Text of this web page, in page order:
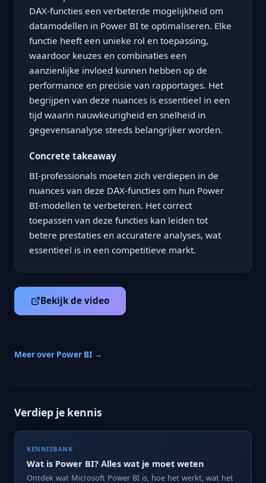
DAX-functies een verbeterde mogelijkheid om
datamodellen in Power BI te optimaliseren. Elke
functie heeft een unieke rol en toepassing,
waardoor keuzes en combinaties een
aanzienlijke invloed kunnen hebben op de
performance en precisie van rapportages. Het
begrijpen van deze nuances is essentieel in een
tijd waarin nauwkeurigheid en snelheid in
gegevensanalyse steeds belangrijker worden.
Concrete takeaway
BI-professionals moeten zich verdiepen in de
nuances van deze DAX-functies om hun Power
BI-modellen te verbeteren. Het correct
toepassen van deze functies kan leiden tot
betere prestaties en accuratere analyses, wat
essentieel is in een competitieve markt.
Bekijk de video
Meer over Power BI →
Verdiep je kennis
KENNISBANK
Wat is Power BI? Alles wat je moet weten
Ontdek wat Microsoft Power BI is, hoe het werkt, wat het